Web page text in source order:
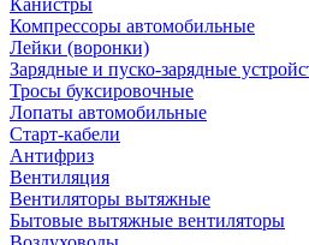
Канистры
Компрессоры автомобильные
Лейки (воронки)
Зарядные и пуско-зарядные
Тросы буксировочные
Лопаты автомобильные
Старт-кабели
Антифриз
Вентиляция
Вентиляторы вытяжные
Бытовые вытяжные вентиляторы